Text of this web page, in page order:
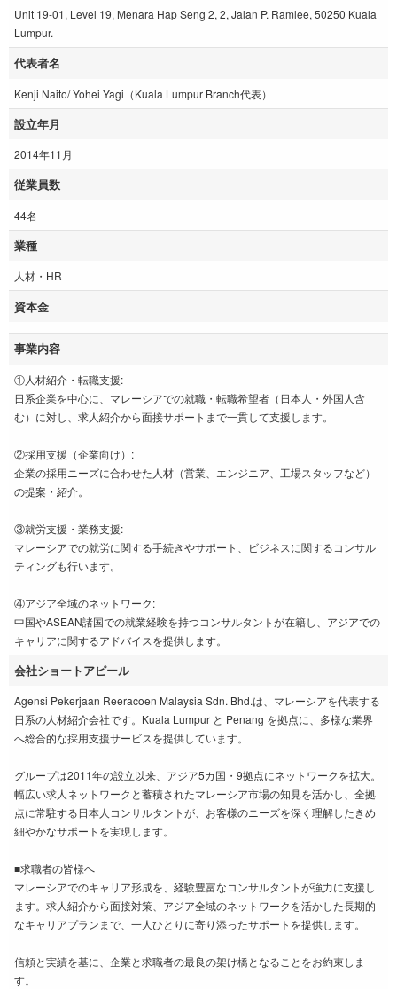
Unit 19-01, Level 19, Menara Hap Seng 2, 2, Jalan P. Ramlee, 50250 Kuala
Lumpur.
代表者名
Kenji Naito/ Yohei Yagi（Kuala Lumpur Branch代表）
設立年月
2014年11月
従業員数
44名
業種
人材・HR
資本金
事業内容
①人材紹介・転職支援:
日系企業を中心に、マレーシアでの就職・転職希望者（日本人・外国人含
む）に対し、求人紹介から面接サポートまで一貫して支援します。
②採用支援（企業向け）:
企業の採用ニーズに合わせた人材（営業、エンジニア、工場スタッフなど）
の提案・紹介。
③就労支援・業務支援:
マレーシアでの就労に関する手続きやサポート、ビジネスに関するコンサル
ティングも行います。
④アジア全域のネットワーク:
中国やASEAN諸国での就業経験を持つコンサルタントが在籍し、アジアでの
キャリアに関するアドバイスを提供します。
会社ショートアピール
Agensi Pekerjaan Reeracoen Malaysia Sdn. Bhd.は、マレーシアを代表する
日系の人材紹介会社です。Kuala Lumpur と Penang を拠点に、多様な業界
へ総合的な採用支援サービスを提供しています。
グループは2011年の設立以来、アジア5カ国・9拠点にネットワークを拡大。
幅広い求人ネットワークと蓄積されたマレーシア市場の知見を活かし、全拠
点に常駐する日本人コンサルタントが、お客様のニーズを深く理解したきめ
細やかなサポートを実現します。
■求職者の皆様へ
マレーシアでのキャリア形成を、経験豊富なコンサルタントが強力に支援し
ます。求人紹介から面接対策、アジア全域のネットワークを活かした長期的
なキャリアプランまで、一人ひとりに寄り添ったサポートを提供します。
信頼と実績を基に、企業と求職者の最良の架け橋となることをお約束しま
す。